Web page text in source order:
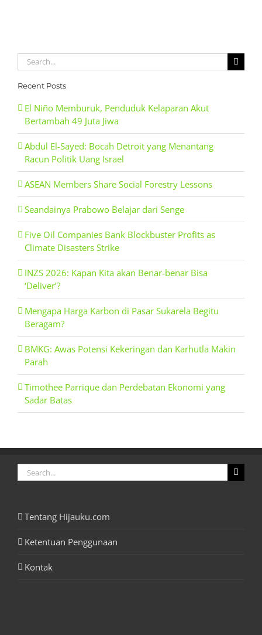
Search
for:
Recent Posts
El Niño Memburuk, Penduduk Kelaparan Akut
Bertambah 49 Juta Jiwa
Abdul El-Sayed: Bocah Detroit yang Menantang
Racun Politik Uang Israel
ASEAN Members Share Social Forestry Lessons
Seandainya Prabowo Belajar dari Senge
Five Oil Companies Bank Blockbuster Profits as
Climate Disasters Strike
INZS 2026: Kapan Kita akan Benar-benar Bisa
‘Deliver’?
Mengapa Harga Karbon di Pasar Sukarela Begitu
Beragam?
BMKG: Awas Potensi Kekeringan dan Karhutla Makin
Parah
Timothee Parrique dan Perdebatan Ekonomi yang
Sadar Batas
Search
for:
Tentang Hijauku.com
Ketentuan Penggunaan
Kontak